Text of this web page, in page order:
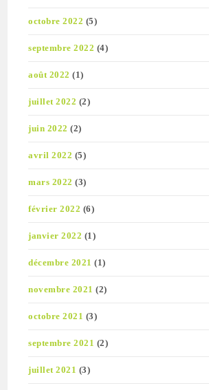
octobre 2022 (5)
septembre 2022 (4)
août 2022 (1)
juillet 2022 (2)
juin 2022 (2)
avril 2022 (5)
mars 2022 (3)
février 2022 (6)
janvier 2022 (1)
décembre 2021 (1)
novembre 2021 (2)
octobre 2021 (3)
septembre 2021 (2)
juillet 2021 (3)